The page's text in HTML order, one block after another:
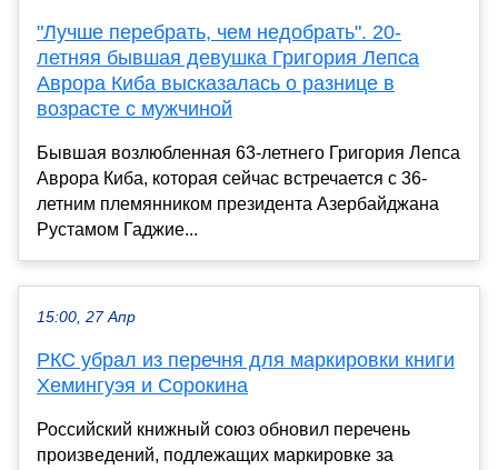
"Лучше перебрать, чем недобрать". 20-
летняя бывшая девушка Григория Лепса
Аврора Киба высказалась о разнице в
возрасте с мужчиной
Бывшая возлюбленная 63-летнего Григория Лепса
Аврора Киба, которая сейчас встречается с 36-
летним племянником президента Азербайджана
Рустамом Гаджие...
15:00, 27 Апр
РКС убрал из перечня для маркировки книги
Хемингуэя и Сорокина
Российский книжный союз обновил перечень
произведений, подлежащих маркировке за